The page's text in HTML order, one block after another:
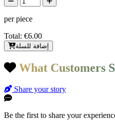
per piece
Total: €6.00
إضافة للسلة
What Customers
Share your story
Be the first to share your